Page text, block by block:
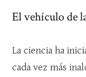
El vehículo de
La ciencia ha
cada vez más